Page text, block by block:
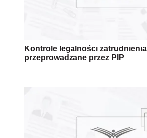
Kontrole legalności zatrudnienia
przeprowadzane przez PIP